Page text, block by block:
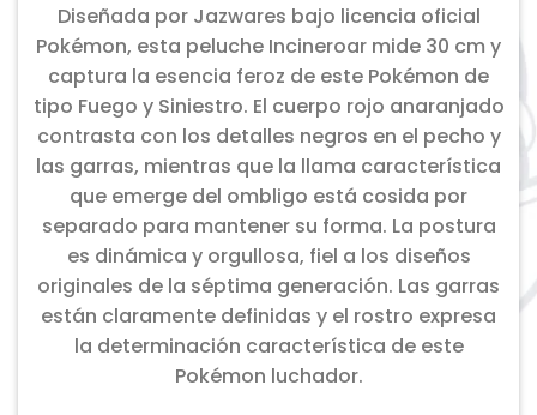
Diseñada por Jazwares bajo licencia oficial
Pokémon, esta peluche Incineroar mide 30 cm y
captura la esencia feroz de este Pokémon de
tipo Fuego y Siniestro. El cuerpo rojo anaranjado
contrasta con los detalles negros en el pecho y
las garras, mientras que la llama característica
que emerge del ombligo está cosida por
separado para mantener su forma. La postura
es dinámica y orgullosa, fiel a los diseños
originales de la séptima generación. Las garras
están claramente definidas y el rostro expresa
la determinación característica de este
Pokémon luchador.